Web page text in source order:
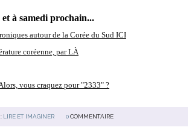
à samedi prochain...
autour de la Corée du Sud ICI
coréenne, par LÀ
vous craquez pour "2333" ?
LIRE ET IMAGINER 0 COMMENTAIRE